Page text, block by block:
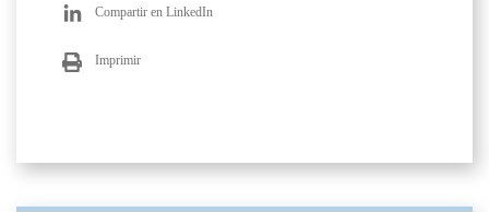
Compartir en LinkedIn
Imprimir